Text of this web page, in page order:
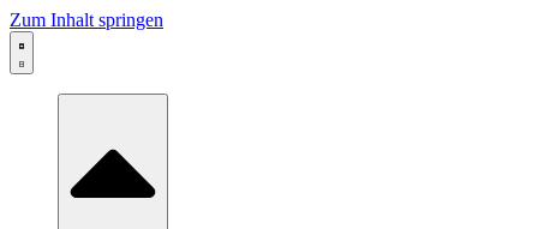
Zum Inhalt springen